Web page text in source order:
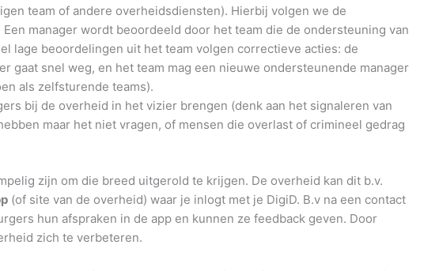
team of andere overheidsdiensten). Hierbij volgen we de
Een manager wordt beoordeeld door het team die de ondersteuning van
lage beoordelingen uit het team volgen correctieve acties: de
gaat snel weg, en het team mag een nieuwe ondersteunende manager
als zelfsturende teams).
bij de overheid in het vizier brengen (denk aan het signaleren van
maar het niet vragen, of mensen die overlast of crimineel gedrag
zijn om die breed uitgerold te krijgen. De overheid kan dit b.v.
(of site van de overheid) waar je inlogt met je DigiD. B.v na een contact
hun afspraken in de app en kunnen ze feedback geven. Door
zich te verbeteren.